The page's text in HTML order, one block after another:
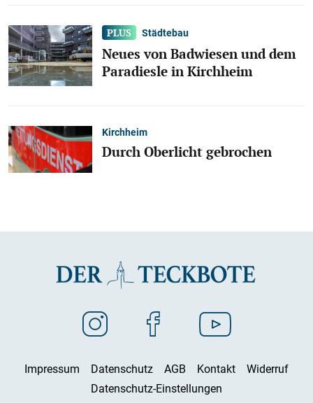
Städtebau
Neues von Badwiesen und dem
Paradiesle in Kirchheim
Kirchheim
Durch Oberlicht gebrochen
Impressum Datenschutz AGB Kontakt
Widerruf
Datenschutz-Einstellungen